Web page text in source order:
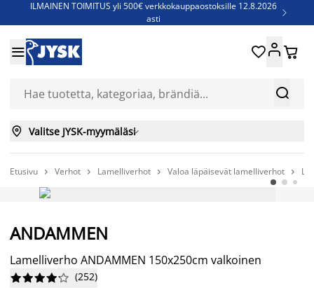
ILMAINEN TOIMITUS yli 500€ verkkokauppaostoksille 12.8.2026
asti

Jenkkisänkyjä - Säästä jopa 60%


 
 Valitse JYSK-myymäläsi
Etusivu  Verhot  Lamelliverhot  Valoa läpäisevät lamelliverhot 
ANDAMMEN
Lamelliverho ANDAMMEN 150x250cm valkoinen





 (252)